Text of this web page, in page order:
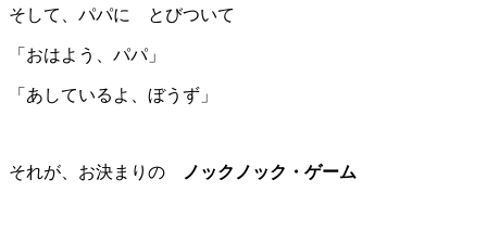
そして、パパに とびついて
「おはよう、パパ」
「あしているよ、ぼうず」
それが、お決まりの ノックノック・ゲーム